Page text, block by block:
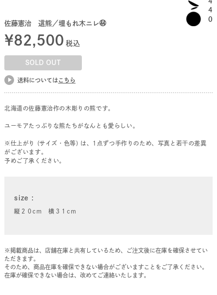
佐藤憲治 這熊／埋もれ木ニレ㊹
¥82,500 税込
SOLD OUT
送料については こちら
北海道の佐藤憲治作の木彫りの熊です。
ユーモアたっぷりな熊たちがなんとも愛らしい。
※仕上がり (サイズ・色等) は、1点ずつ手作りのため、写真と若干の差異
がございます。
予めご了承ください。
size
縦２０cm 横３１cm
※掲載商品は、店舗在庫と共有しているため、ご注文後に在庫を確保させてい
ただきます。
そのため、商品在庫を確保できない場合がございますことをご了承ください。
在庫が確保できない場合は、改めてご連絡いたします。